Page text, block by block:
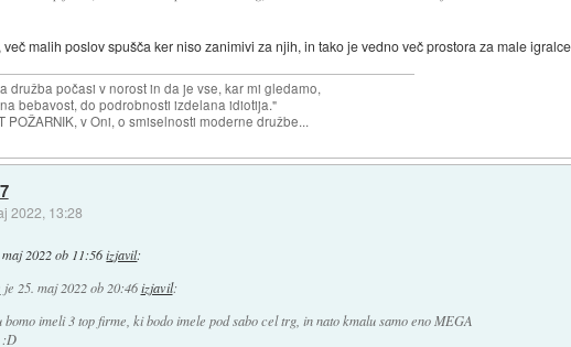
več malih poslov spušča ker niso zanimivi za njih, in tako je vedno več prostora za male
družba počasi v norost in da je vse, kar mi gledamo,
bebavost, do podrobnosti izdelana idiotija."
POŽARNIK, v Oni, o smiselnosti moderne družbe...
2022, 13:28
maj 2022 ob 11:56 izjavil:
je 25. maj 2022 ob 20:46 izjavil:
bomo imeli 3 top firme, ki bodo imele pod sabo cel trg, in nato kmalu samo eno MEGA
:D